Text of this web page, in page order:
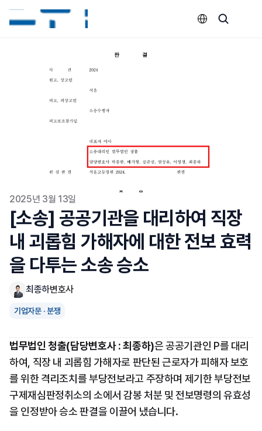
2025년 3월 13일
[소송] 공공기관을 대리하여 직장
내 괴롭힘 가해자에 대한 전보 효력
을 다투는 소송 승소
최종하변호사
기업자문 · 분쟁
법무법인 청출(담당변호사 : 최종하)은 공공기관인 P를 대리
하여, 직장 내 괴롭힘 가해자로 판단된 근로자가 피해자 보호
를 위한 격리조치를 부당전보라고 주장하며 제기한 부당전보
구제재심판정취소의 소에서 감봉 처분 및 전보명령의 유효성
을 인정받아 승소 판결을 이끌어 냈습니다.
Select Language